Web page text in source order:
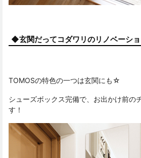
◆玄関だってコダワリのリノベーシ
TOMOSの特色の一つは玄関にも☆
シューズボックス完備で、お出かけ前の
す！